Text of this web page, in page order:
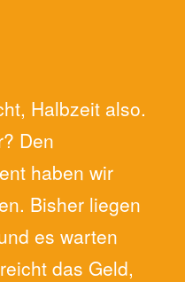
Halbzeit also.
Den
haben wir
Bisher liegen
es warten
das Geld,